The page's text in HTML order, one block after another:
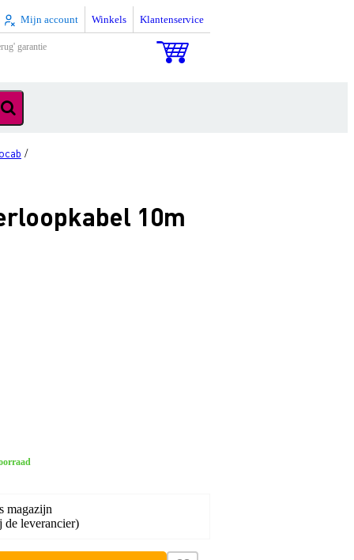
Mijn account Winkels Klantenservice
garantie
/
10m
magazijn
de leverancier)